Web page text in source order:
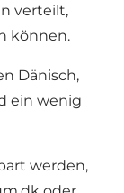
verteilt,
können.
Dänisch,
ein wenig
werden,